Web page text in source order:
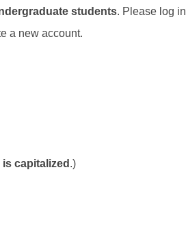
students. Please log in
a new account.
capitalized .)